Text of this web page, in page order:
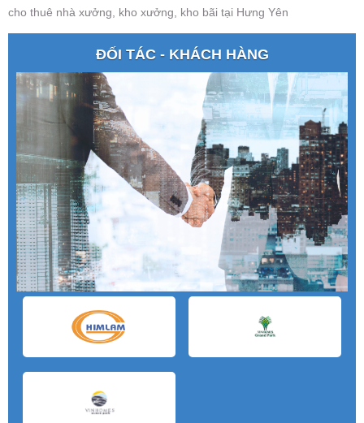
cho thuê nhà xưởng, kho xưởng, kho bãi tại Hưng Yên
ĐỐI TÁC - KHÁCH HÀNG